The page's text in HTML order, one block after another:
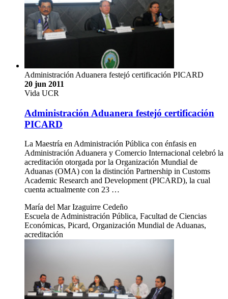
Administración Aduanera festejó certificación PICARD
20 jun 2011
Vida UCR
Administración Aduanera festejó certificación
PICARD
La Maestría en Administración Pública con énfasis en
Administración Aduanera y Comercio Internacional celebró la
acreditación otorgada por la Organización Mundial de
Aduanas (OMA) con la distinción Partnership in Customs
Academic Research and Development (PICARD), la cual
cuenta actualmente con 23 …
María del Mar Izaguirre Cedeño
Escuela de Administración Pública, Facultad de Ciencias
Económicas, Picard, Organización Mundial de Aduanas,
acreditación